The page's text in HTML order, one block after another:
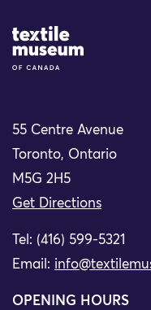
Site Logo
55 Centre Avenue
Toronto, Ontario
M5G 2H5
Get Directions
Tel: (416) 599-5321
Email:
OPENING HOURS